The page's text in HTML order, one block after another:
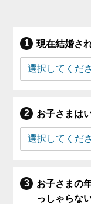
現在結婚さ
お子さまは
お子さまの
っしゃらな